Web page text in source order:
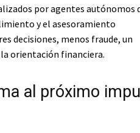
por agentes autónomos
y el asesoramiento
decisiones, menos fraude, un
orientación financiera.
al próximo